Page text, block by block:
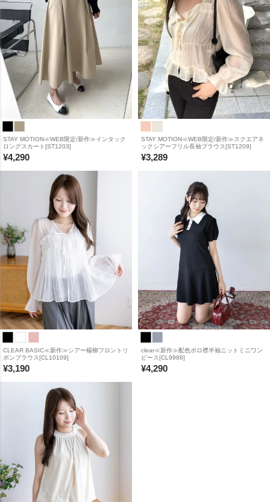
STAY MOTION≪WEB限定/新作≫インタック
ロングスカート[ST1203]
¥4,290
STAY MOTION≪WEB限定/新作≫スクエアネ
ックシアーフリル長袖ブラウス[ST1209]
¥3,289
CLEAR BASIC≪新作≫シアー楊柳フロントリ
ボンブラウス[CL10109]
¥3,190
clear≪新作≫配色ポロ襟半袖ニットミニワン
ピース[CL9988]
¥4,290